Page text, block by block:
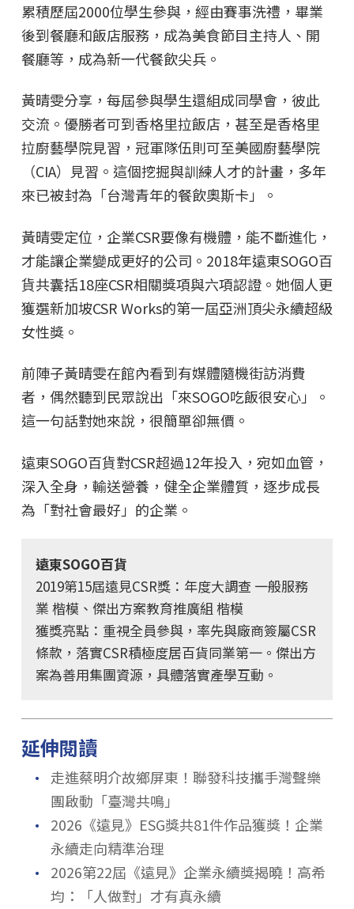
累積歷屆2000位學生參與，經由賽事洗禮，畢業
後到餐廳和飯店服務，成為美食節目主持人、開
餐廳等，成為新一代餐飲尖兵。
黃晴雯分享，每屆參與學生還組成同學會，彼此
交流。優勝者可到香格里拉飯店，甚至是香格里
拉廚藝學院見習，冠軍隊伍則可至美國廚藝學院
（CIA）見習。這個挖掘與訓練人才的計畫，多年
來已被封為「台灣青年的餐飲奧斯卡」。
黃晴雯定位，企業CSR要像有機體，能不斷進化，
才能讓企業變成更好的公司。2018年遠東SOGO百
貨共囊括18座CSR相關獎項與六項認證。她個人更
獲選新加坡CSR Works的第一屆亞洲頂尖永續超級
女性獎。
前陣子黃晴雯在館內看到有媒體隨機街訪消費
者，偶然聽到民眾說出「來SOGO吃飯很安心」。
這一句話對她來說，很簡單卻無價。
遠東SOGO百貨對CSR超過12年投入，宛如血管，
深入全身，輸送營養，健全企業體質，逐步成長
為「對社會最好」的企業。
遠東SOGO百貨
2019第15屆遠見CSR獎：年度大調查 一般服務
業 楷模、傑出方案教育推廣組 楷模
獲獎亮點：重視全員參與，率先與廠商簽屬CSR
條款，落實CSR積極度居百貨同業第一。傑出方
案為善用集團資源，具體落實產學互動。
延伸閱讀
．
走進蔡明介故鄉屏東！聯發科技攜手灣聲樂
團啟動「臺灣共鳴」
．
2026《遠見》ESG獎共81件作品獲獎！企業
永續走向精準治理
．
2026第22屆《遠見》企業永續獎揭曉！高希
均：「人做對」才有真永續